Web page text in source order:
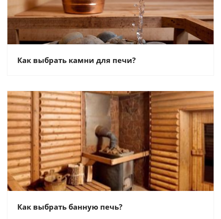
Как выбрать камни для печи?
Как выбрать банную печь?